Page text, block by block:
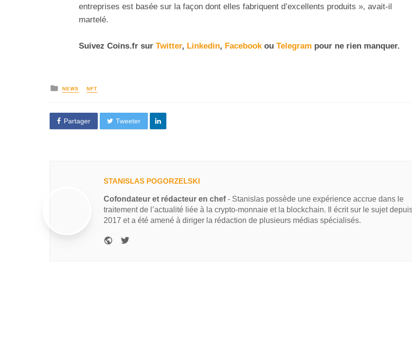
entreprises est basée sur la façon dont elles fabriquent d’excellents produits », avait-il
martelé.
Suivez Coins.fr sur Twitter, Linkedin, Facebookou Telegram pour ne rien manquer.
NEWS NFT
Partager Tweeter
STANISLAS POGORZELSKI
Cofondateur et rédacteur en chef- Stanislas possède une expérience accrue dans le
traitement de l’actualité liée à la crypto-monnaie et la blockchain. Il écrit sur le sujet
2017 et a été amené à diriger la rédaction de plusieurs médias spécialisés.